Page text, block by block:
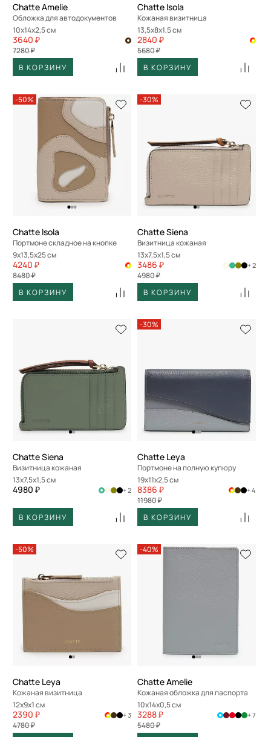
Chatte Amelie
Обложка для автодокументов
10x14x2,5 см
3640 ₽
7280 ₽
В КОРЗИНУ
Chatte Isola
Кожаная визитница
13,5x8x1,5 см
2840 ₽
5680 ₽
В КОРЗИНУ
-50%
Chatte Isola
Портмоне складное на кнопке
9x13,5x25 см
4240 ₽
8480 ₽
В КОРЗИНУ
-30%
Chatte Siena
Визитница кожаная
13x7,5x1,5 см
3486 ₽
4980 ₽
+ 2
В КОРЗИНУ
Chatte Siena
Визитница кожаная
13x7,5x1,5 см
4980 ₽ + 2
В КОРЗИНУ
-30%
Chatte Leya
Портмоне на полную купюру
19x11x2,5 см
8386 ₽
11980 ₽
+ 4
В КОРЗИНУ
-50%
Chatte Leya
Кожаная визитница
12x9x1 см
2390 ₽
4780 ₽
+ 3
-40%
Chatte Amelie
Кожаная обложка для паспорта
10x14x0,5 см
3288 ₽
5480 ₽
+ 7